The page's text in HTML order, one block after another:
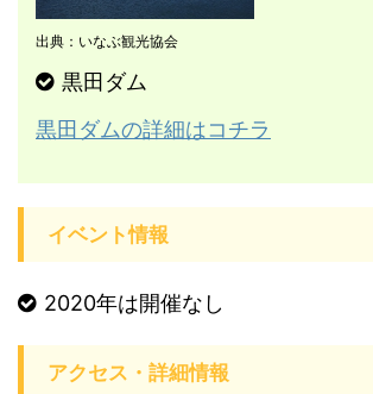
出典：いなぶ観光協会
黒田ダム
黒田ダムの詳細はコチラ
イベント情報
2020年は開催なし
アクセス・詳細情報